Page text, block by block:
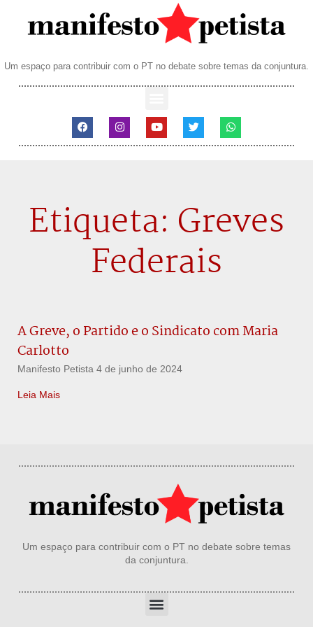
Um espaço para contribuir com o PT no debate sobre temas da conjuntura.
Etiqueta: Greves
Federais
A Greve, o Partido e o Sindicato com Maria
Carlotto
Manifesto Petista 4 de junho de 2024
Leia Mais
Um espaço para contribuir com o PT no debate sobre temas
da conjuntura.